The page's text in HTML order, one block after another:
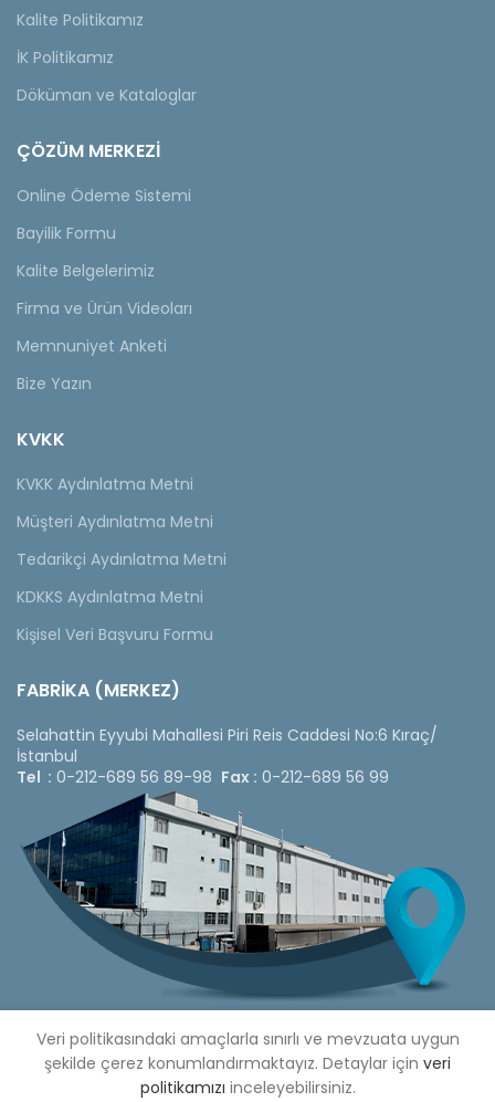
Kalite Politikamız
İK Politikamız
Döküman ve Kataloglar
ÇÖZÜM MERKEZİ
Online Ödeme Sistemi
Bayilik Formu
Kalite Belgelerimiz
Firma ve Ürün Videoları
Memnuniyet Anketi
Bize Yazın
KVKK
KVKK Aydınlatma Metni
Müşteri Aydınlatma Metni
Tedarikçi Aydınlatma Metni
KDKKS Aydınlatma Metni
Kişisel Veri Başvuru Formu
FABRİKA (MERKEZ)
Selahattin Eyyubi Mahallesi Piri Reis Caddesi No:6 Kıraç/
İstanbul
Tel : 0-212-689 56 89-98 Fax : 0-212-689 56 99
Copyright © 2020 Çetinkaya Pano |Çetinkaya Pano Fiyat
Veri politikasındaki amaçlarla sınırlı ve mevzuata uygun
şekilde çerez konumlandırmaktayız. Detaylar için veri
politikamızı inceleyebilirsiniz.